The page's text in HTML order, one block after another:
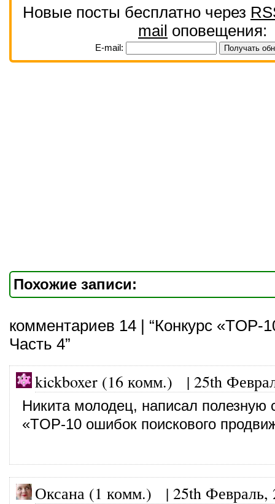
Новые посты бесплатно через
mail оповещения:
E-mail:
Похожие записи:
комментариев 14 | “Конкурс «TOP-
Часть 4”
kickboxer (16 комм.) | 25th
Никита молодец, написал полезную
«TOP-10 ошибок поискового
Оксана (1 комм.) | 25th Февраль,